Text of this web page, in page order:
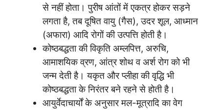
से नहीं होता। पुरीष आंतों में एकत्र होकर सड़ने
लगता है, तब दूषित वायु (गैस), उदर शूल, आध्मान
(अफारा) आदि रोगों की उत्पत्ति होती है।
कोष्ठबद्धता की विकृति अम्लपित्त, अरुचि,
आमाशयिक व्रण, आंत्र शोथ व अर्श रोग को भी
जन्म देती है। यकृत और प्लीहा की वृद्धि भी
कोष्ठबद्धता के निरंतर बने रहने से होती है।
आयुर्वेदाचार्यों के अनुसार मल-मूत्रादि का वेग